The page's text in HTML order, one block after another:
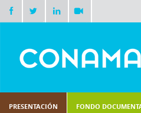
PRESENTACIÓN FONDO